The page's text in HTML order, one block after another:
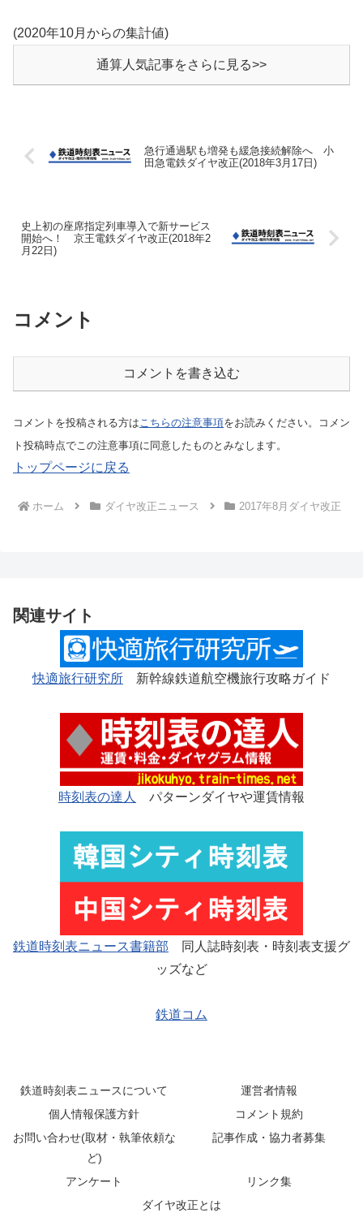
(2020年10月からの集計値)
通算人気記事をさらに見る>>
急行通過駅も増発も緩急接続解除へ 小
田急電鉄ダイヤ改正(2018年3月17日)
史上初の座席指定列車導入で新サービス
開始へ！ 京王電鉄ダイヤ改正(2018年2
月22日)
コメント
コメントを書き込む
コメントを投稿される方は こちらの注意事項をお読みください。コメン
ト投稿時点でこの注意事項に同意したものとみなします。
トップページに戻る
ホーム ダイヤ改正ニュース 2017年8月ダイヤ改正
関連サイト
快適旅行研究所 新幹線鉄道航空機旅行攻略ガイド
時刻表の達人 パターンダイヤや運賃情報
鉄道時刻表ニュース書籍部 同人誌時刻表・時刻表支援グ
ッズなど
鉄道コム
鉄道時刻表ニュースについて
運営者情報
個人情報保護方針
コメント規約
お問い合わせ(取材・執筆依頼な
ど)
記事作成・協力者募集
アンケート
リンク集
ダイヤ改正とは